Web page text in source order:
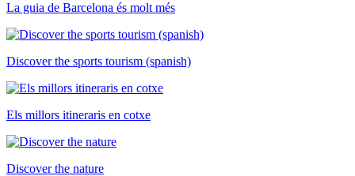
La guia de Barcelona és molt més
Discover the sports tourism (spanish)
Els millors itineraris en cotxe
Discover the nature